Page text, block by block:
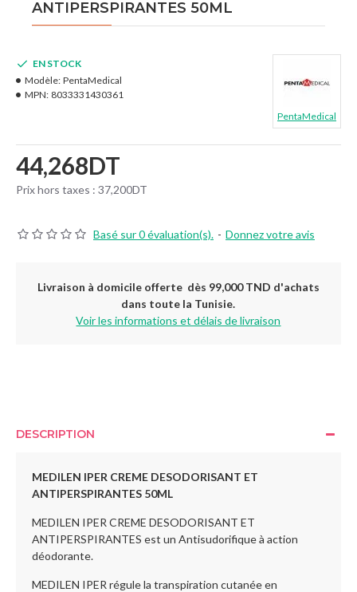
ANTIPERSPIRANTES 50ML
Basé sur 0 évaluation(s). - Donnez votre avis
44,268DT
Prix hors taxes : 37,200DT
EN STOCK
Modèle: PentaMedical
MPN: 8033331430361
PentaMedical
Livraison à domicile offerte dès 99,000 TND d'achats
dans toute la Tunisie.
Voir les informations et délais de livraison
DESCRIPTION
MEDILEN IPER CREME DESODORISANT ET
ANTIPERSPIRANTES 50ML
MEDILEN IPER CREME DESODORISANT ET
ANTIPERSPIRANTES est un Antisudorifique à action
déodorante.
MEDILEN IPER régule la transpiration cutanée en